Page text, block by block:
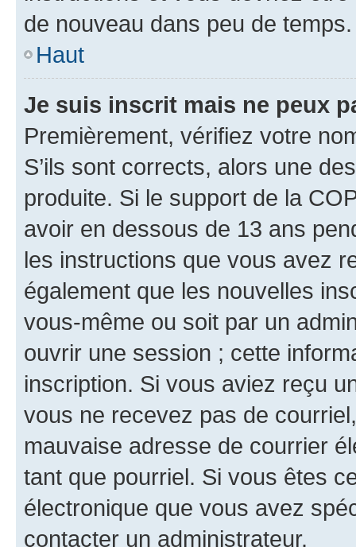
de nouveau dans peu de temps.
Haut
Je suis inscrit mais ne peux
Premièrement, vérifiez votre
S’ils sont corrects, alors une
produite. Si le support de la
avoir en dessous de 13 ans
les instructions que vous avez
également que les nouvelles
vous-même ou soit par un
ouvrir une session ; cette
inscription. Si vous aviez reçu
vous ne recevez pas de
mauvaise adresse de courrier
tant que pourriel. Si vous êtes
électronique que vous avez
contacter un administrateur.